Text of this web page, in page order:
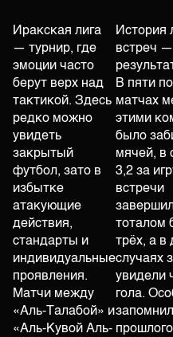
Иракская лига
— турнир, где
эмоции часто
берут верх над
тактикой. Здесь
редко можно
увидеть
закрытый
футбол, зато в
избытке
атакующие
действия,
стандарты и
индивидуальные
проявления.
Матчи между
«Аль-Талабой» и
«Аль-Кувой Аль-
История
встреч
В пяти
матчах
этими
было
мячей, в
3,2 за
встречи
тоталом
трёх, а в
случаях
увидели
гола.